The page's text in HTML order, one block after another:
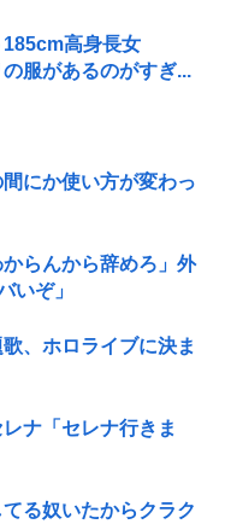
185cm高身長女
服があるのがすぎ...
にか使い方が変わっ
らんから辞めろ」外
いぞ」
、ホロライブに決ま
ナ「セレナ行きま
る奴いたからクラク